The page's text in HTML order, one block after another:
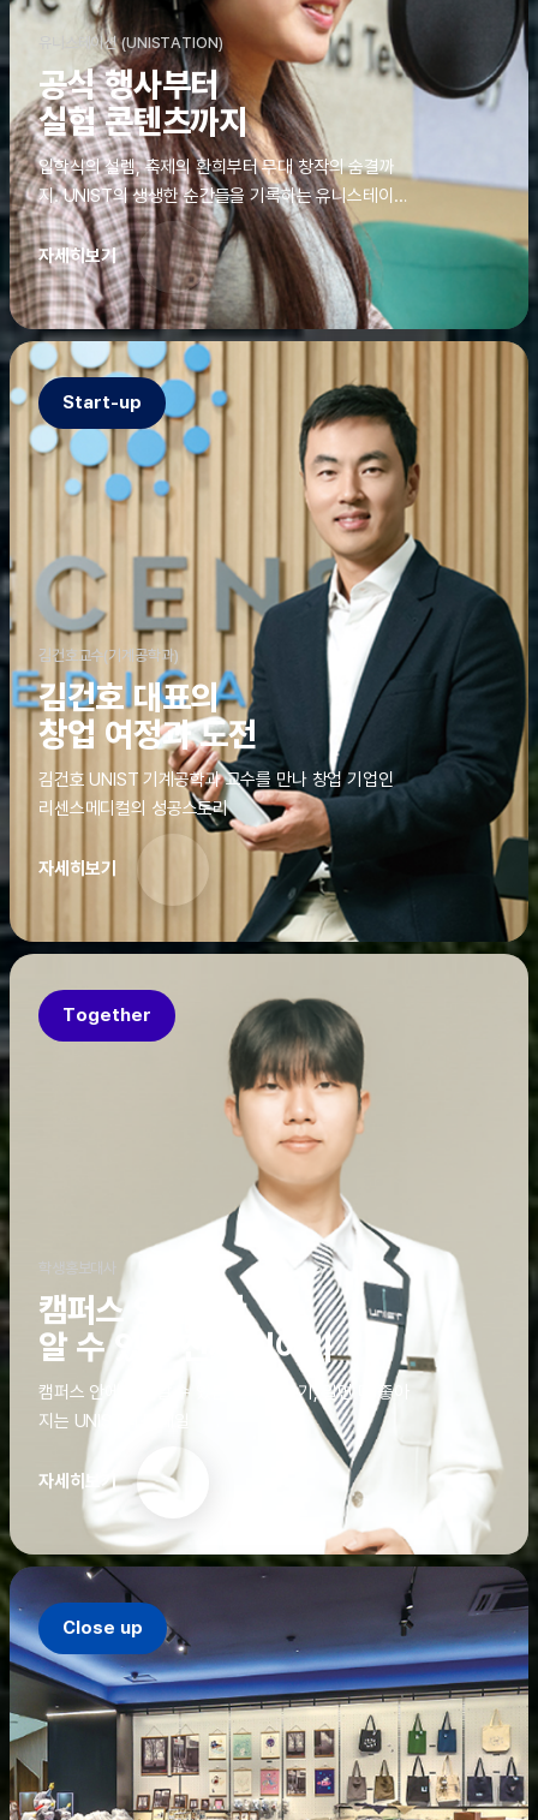
유니스테이션 (UNISTATION)
공식 행사부터
실험 콘텐츠까지
입학식의 설렘, 축제의 환희부터 무대 창작의 숨결까
지. UNIST의 생생한 순간들을 기록하는 유니스테이션
에는 청춘의 열정과 땀이 고스란히 쌓여 있었다. 그 기
록을 위해 편집실은 밤새 불을 밝히기도, 국원들은 소
파에 몸을 떨군 채 쪽잠을 자기도 한다. 이렇듯, 유니스
테이션의 성실한 기록이 있어, UNIST의 이야기는 오
늘도 새로운 빛으로 반짝일 수 있다.
자세히보기
Start-up
김건호교수(기계공학과)
김건호 대표의
창업 여정과 도전
김건호 UNIST 기계공학과 교수를 만나 창업 기업인
리센스메디컬의 성공스토리
자세히보기
Together
학생홍보대사
캠퍼스 안에서만
알 수 있는 진짜 이야기
캠퍼스 안에서만 알 수 있는 진짜 이야기, 알면 더 좋아
지는 UNIST의 디테일
자세히보기
Close up